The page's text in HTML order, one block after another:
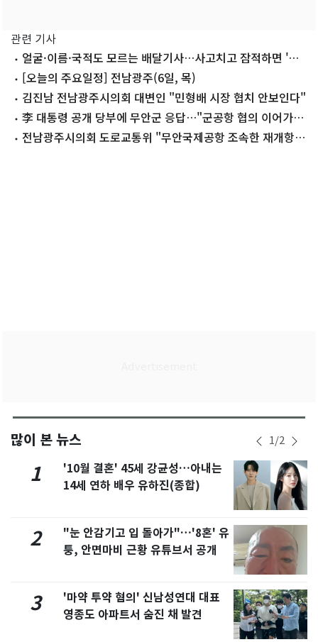
관련 기사
얼굴·이름·국적도 모르는 배달기사…사고치고 잠적하면 '막
막'[오늘의 주요일정] 전남광주(6일, 목)
김진남 전남광주시의회 대변인 "민형배 시장 협치 안보인다"
李 대통령 공개 당부에 무안군 응답…"군공항 협의 이어가겠
다"전남광주시의회 도로교통위 "무안국제공항 조속한 재개항
많이 본 뉴스 1/2
1
'10월 결혼' 45세 강균성…아내는
14세 연하 배우 유하진(종합)
2
"눈 안감기고 입 돌아가"…'8혼' 유
퉁, 안면마비 근황 유튜브서 공개
3
'마약 투약 혐의' 신남성연대 대표
영종도 아파트서 숨진 채 발견